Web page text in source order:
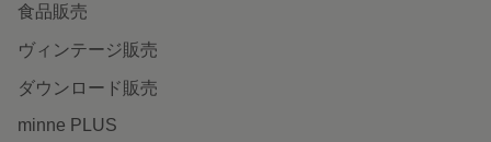
食品販売
ヴィンテージ販売
ダウンロード販売
minne PLUS